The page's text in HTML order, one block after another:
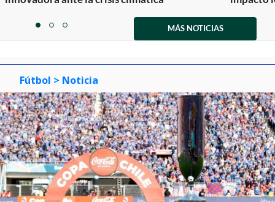
itemitemitem
MÁS NOTICIAS
Fútbol > Noticia